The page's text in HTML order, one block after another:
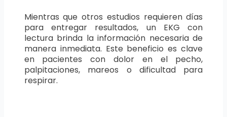
Mientras que otros estudios requieren días
para entregar resultados, un EKG con
lectura brinda la información necesaria de
manera inmediata. Este beneficio es clave
en pacientes con dolor en el pecho,
palpitaciones, mareos o dificultad para
respirar.